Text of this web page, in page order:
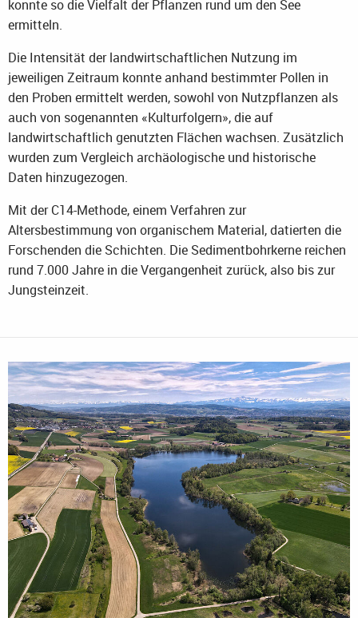
konnte so die Vielfalt der Pflanzen rund um den See
ermitteln.
Die Intensität der landwirtschaftlichen Nutzung im
jeweiligen Zeitraum konnte anhand bestimmter Pollen in
den Proben ermittelt werden, sowohl von Nutzpflanzen als
auch von sogenannten «Kulturfolgern», die auf
landwirtschaftlich genutzten Flächen wachsen. Zusätzlich
wurden zum Vergleich archäologische und historische
Daten hinzugezogen.
Mit der C14-Methode, einem Verfahren zur
Altersbestimmung von organischem Material, datierten die
Forschenden die Schichten. Die Sedimentbohrkerne reichen
rund 7.000 Jahre in die Vergangenheit zurück, also bis zur
Jungsteinzeit.